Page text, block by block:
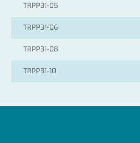
TRPP31-05
TRPP31-06
TRPP31-08
TRPP31-10